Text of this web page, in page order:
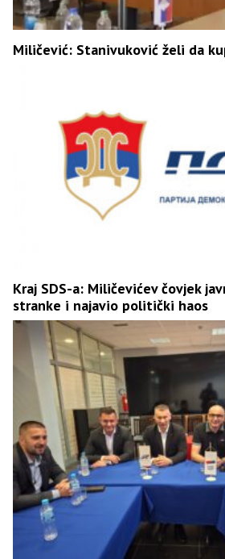
Miličević: Stanivuković želi da
Kraj SDS-a: Miličevićev čovjek
stranke i najavio politički haos